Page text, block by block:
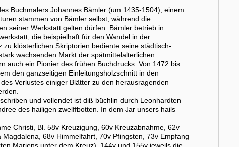
Buchmalers Johannes Bämler (um 1435-1504), einem
stammen von Bämler selbst, während die
seiner Werkstatt gelten dürfen. Bämler betrieb in
die beispielhaft für den Wandel in der
klösterlichen Skriptorien bediente seine städtisch-
wachsenden Markt der spätmittelalterlichen
auch ein Pionier des frühen Buchdrucks. Von 1472 bis
den ganzseitigen Einleitungsholzschnitt in den
Verlustes einiger Blätter zu den herausragenden
und vollendet ist diß büchlin durch Leonhardten
des hailigen zwelffbotten. In dem Jar unsers hails
Christi, Bl. 58v Kreuzigung, 60v Kreuzabnahme, 62v
68v Himmelfahrt, 70v Pfingsten, 73v Empfang